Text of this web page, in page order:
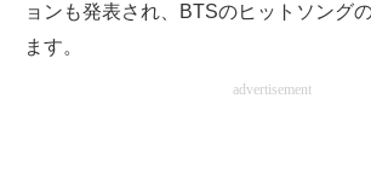
ョンも発表され、BTSのヒットソング
ます。
advertisement